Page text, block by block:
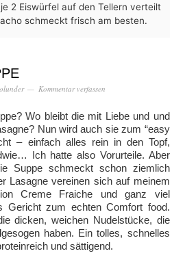
2 Eiswürfel auf den Tellern verteilt
schmeckt frisch am besten.
Kommentar verfassen
Wo bleibt die mit Liebe und und
Nun wird auch sie zum “easy
– einfach alles rein in den Topf,
Ich hatte also Vorurteile. Aber
Suppe schmeckt schon ziemlich
Lasagne vereinen sich auf meinem
Creme Fraiche und ganz viel
Gericht zum echten Comfort food.
dicken, weichen Nudelstücke, die
haben. Ein tolles, schnelles
und sättigend.